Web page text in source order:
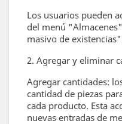
Los usuarios pueden
del menú
masivo de
2. Agregar y eliminar
Agregar cantidades:
cantidad de piezas
cada producto. Esta
nuevas entradas de